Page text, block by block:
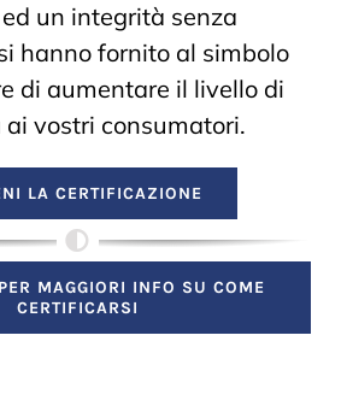
un integrità senza
hanno fornito al simbolo
di aumentare il livello di
vostri consumatori.
LA CERTIFICAZIONE
MAGGIORI INFO SU COME
CERTIFICARSI